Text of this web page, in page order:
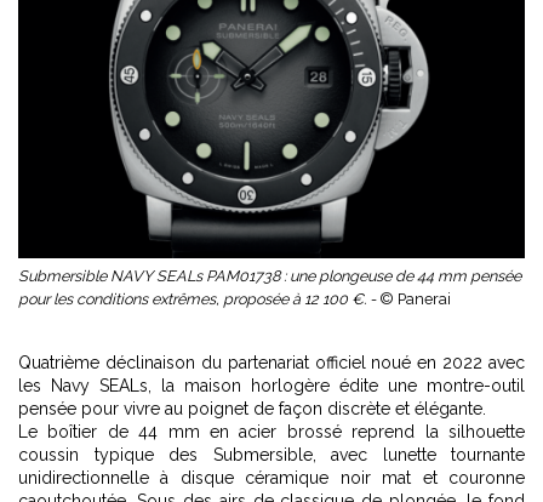
Submersible NAVY SEALs PAM01738 : une plongeuse de 44 mm pensée
pour les conditions extrêmes, proposée à 12 100 €. - © Panerai
Quatrième déclinaison du partenariat officiel noué en 2022 avec
les Navy SEALs, la maison horlogère édite une montre-outil
pensée pour vivre au poignet de façon discrète et élégante.
Le boîtier de 44 mm en acier brossé reprend la silhouette
coussin typique des Submersible, avec lunette tournante
unidirectionnelle à disque céramique noir mat et couronne